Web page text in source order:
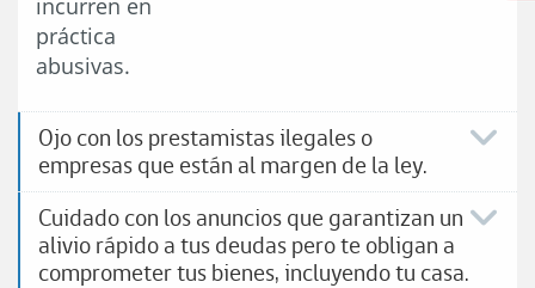
práctica
abusivas.
Ojo con los prestamistas ilegales o
empresas que están al margen de la ley.
Cuidado con los anuncios que garantizan un
alivio rápido a tus deudas pero te obligan a
comprometer tus bienes, incluyendo tu casa.